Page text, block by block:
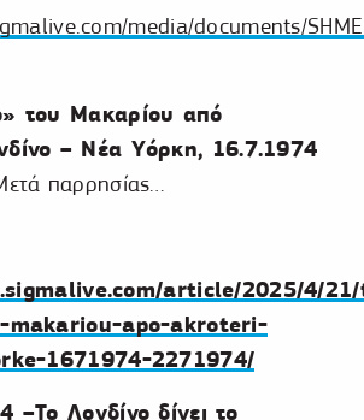
media/documents/
του Μακαρίου από
– Νέα Υόρκη, 16.7.1974
παρρησίας…
article/2025/4/
makariou-apo-akroteri-
1671974-2271974/
–Το Λονδίνο δίνει το